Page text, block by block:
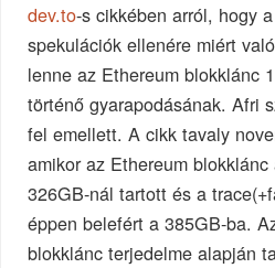
dev.to-s cikkében arról, hogy
spekulációk ellenére miért
lenne az Ethereum blokklánc
történő gyarapodásának. Afri
fel emellett. A cikk tavaly
amikor az Ethereum
326GB-nál tartott és a
éppen belefért a 385GB-ba.
blokklánc terjedelme alapján